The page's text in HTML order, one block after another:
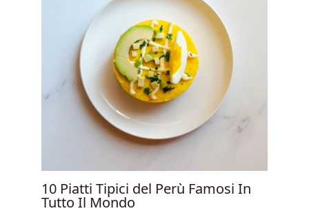
10 Piatti Tipici del Perù Famosi In
Tutto Il Mondo